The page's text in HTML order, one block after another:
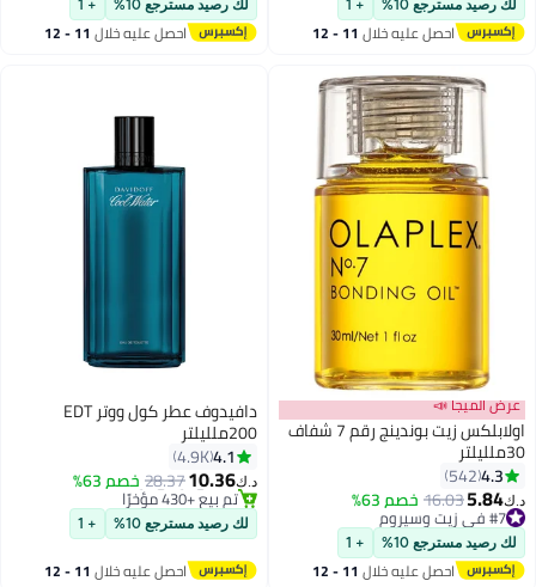
لك رصيد مسترجع 10% + 1
احصل عليه خلال 11 - 12
اغسطس
لك رصيد مسترجع 10% + 1
احصل عليه خلال 11 - 12
اغسطس
عرض الميجا 📣
اولابلكس زيت بوندينج رقم 7 شفاف
30ملليلتر
4.3
542
د.ك‏5.84
16.03خصم 63% #7 في زيت وسيروم
أقل سعر في 7 يوم
تم بيع +260 مؤخرًا
#7 في زيت وسيروم
لك رصيد مسترجع 10% + 1
احصل عليه خلال 11 - 12
دافيدوف عطر كول ووتر EDT
200ملليلتر
4.1
4.9K
د.ك‏10.36
28.37خصم 63%
#3 في أو دي تواليت
تم بيع +430 مؤخرًا
#3 في أو دي تواليت
لك رصيد مسترجع 10% + 1
احصل عليه خلال 11 - 12